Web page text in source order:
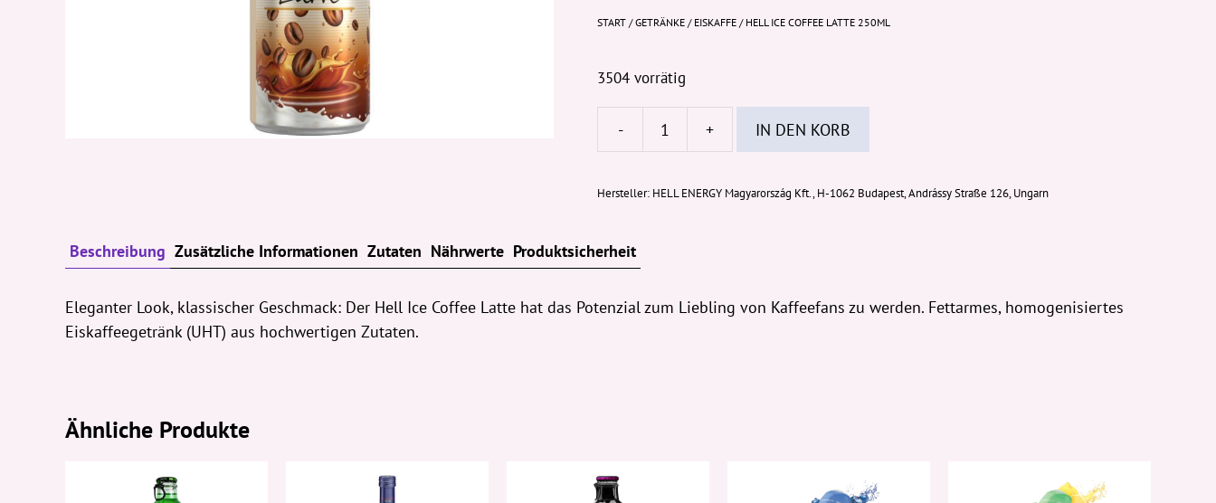
START /GETRÄNKE / EISKAFFE / HELL ICE COFFEE LATTE 250ML
3504 vorrätig
-
Coffee
Menge
+ IN DEN KORB
Hersteller: HELL ENERGY Magyarország Kft., H-1062 Budapest, Andrássy Straße 126, Ungarn
Beschreibung Zusätzliche Informationen Zutaten Nährwerte Produktsicherheit
Eleganter Look, klassischer Geschmack: Der Hell Ice Coffee Latte hat das Potenzial zum Liebling von Kaffeefans zu werden. Fettarmes, homogenisiertes
Eiskaffeegetränk (UHT) aus hochwertigen Zutaten.
Ähnliche Produkte